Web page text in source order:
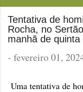
Tentativa de
Rocha, no
manhã de quinta
- fevereiro 01,
Uma tentativa de